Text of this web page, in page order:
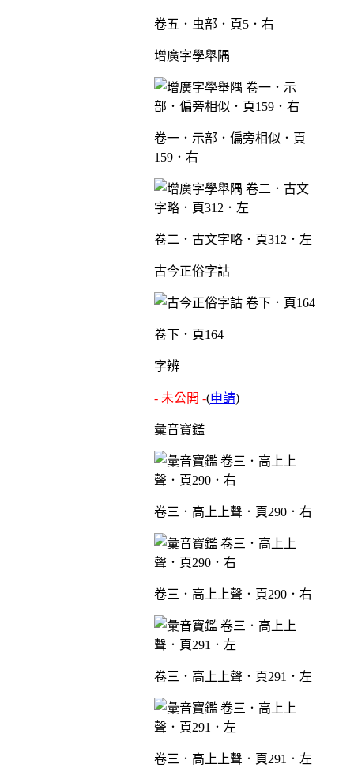
卷五．虫部．頁5．右
增廣字學舉隅
卷一．示部．偏旁相似．頁
159．右
卷二．古文字略．頁312．左
古今正俗字詁
卷下．頁164
字辨
- 未公開 -(申請)
彙音寶鑑
卷三．高上上聲．頁290．右
卷三．高上上聲．頁290．右
卷三．高上上聲．頁291．左
卷三．高上上聲．頁291．左